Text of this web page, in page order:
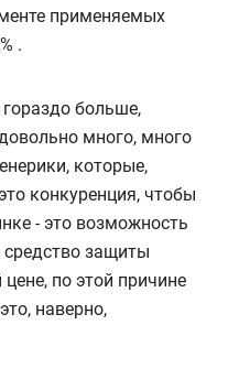
применяемых
.
больше,
много, много
которые,
конкуренция, чтобы
- это возможность
защиты
по этой причине
наверно,